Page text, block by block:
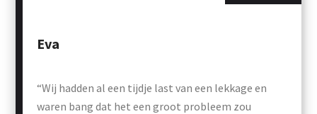
“Wij hadden al een tijdje last van een lekkage en
waren bang dat het een groot probleem zou
Eva